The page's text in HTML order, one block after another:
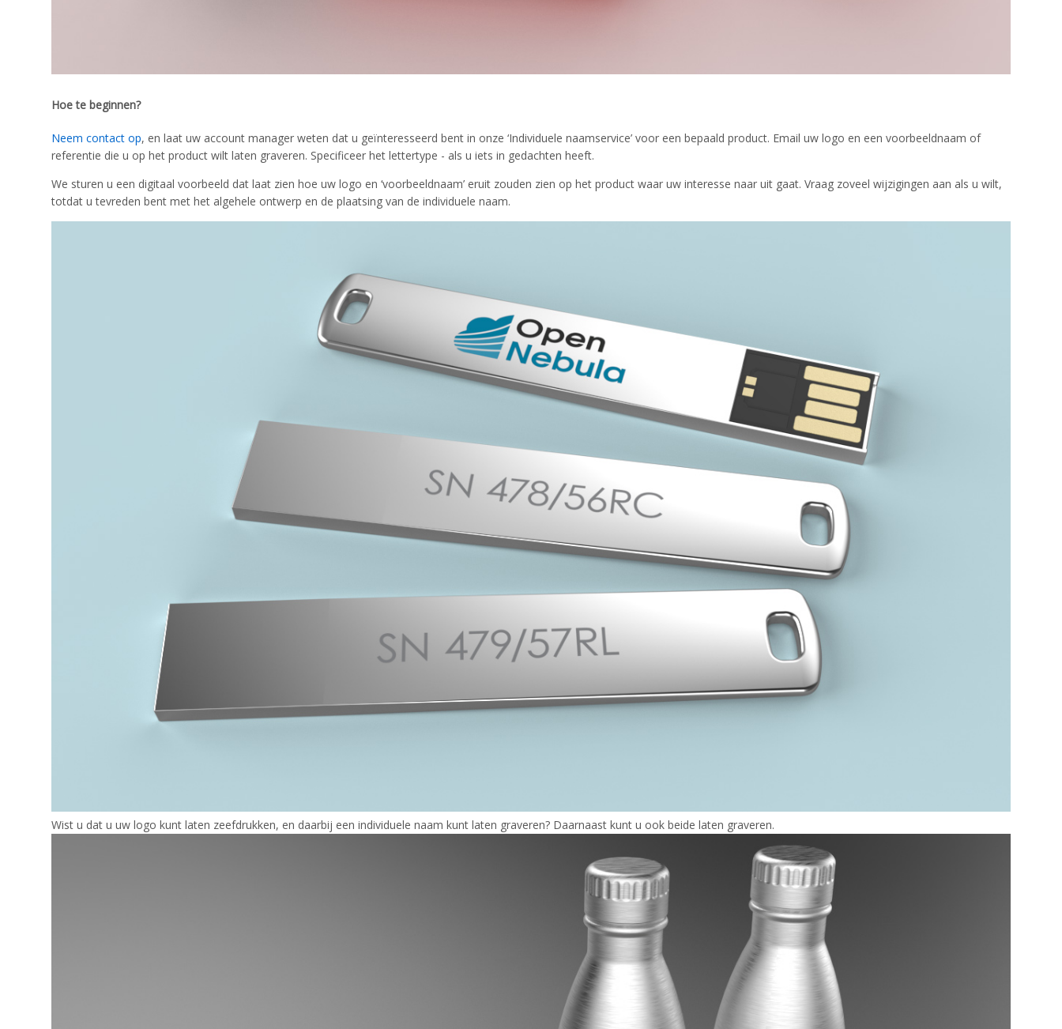
Hoe te beginnen?
Neem contact op, en laat uw account manager weten dat u geïnteresseerd bent in onze ‘Individuele naamservice’ voor een bepaald product. Email uw logo en een voorbeeldnaam of
referentie die u op het product wilt laten graveren. Specificeer het lettertype - als u iets in gedachten heeft.
We sturen u een digitaal voorbeeld dat laat zien hoe uw logo en ‘voorbeeldnaam’ eruit zouden zien op het product waar uw interesse naar uit gaat. Vraag zoveel wijzigingen aan als u wilt,
totdat u tevreden bent met het algehele ontwerp en de plaatsing van de individuele naam.
Wist u dat u uw logo kunt laten zeefdrukken, en daarbij een individuele naam kunt laten graveren? Daarnaast kunt u ook beide laten graveren.